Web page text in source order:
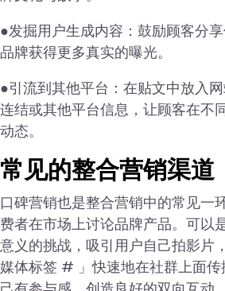
●发掘用户生成内容：鼓励顾客分
品牌获得更多真实的曝光。
●引流到其他平台：在贴文中放入
连结或其他平台信息，让顾客在不
动态。
常见的整合营销渠道
口碑营销也是整合营销中的常见一
费者在市场上讨论品牌产品。可以
意义的挑战，吸引用户自己拍影片
媒体标签 # 」快速地在社群上面传